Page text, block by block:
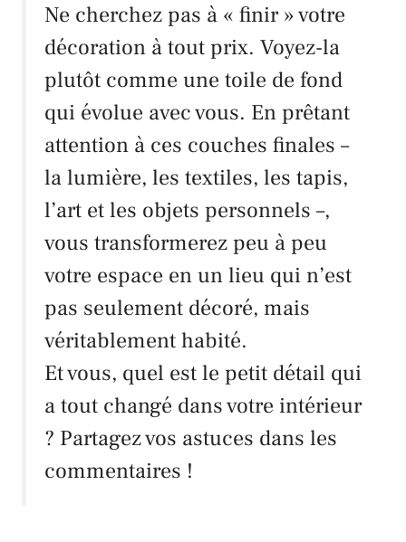
Ne cherchez pas à « finir » votre
décoration à tout prix. Voyez-la
plutôt comme une toile de fond
qui évolue avec vous. En prêtant
attention à ces couches finales –
la lumière, les textiles, les tapis,
l’art et les objets personnels –,
vous transformerez peu à peu
votre espace en un lieu qui n’est
pas seulement décoré, mais
véritablement habité.
Et vous, quel est le petit détail qui
a tout changé dans votre intérieur
? Partagez vos astuces dans les
commentaires !